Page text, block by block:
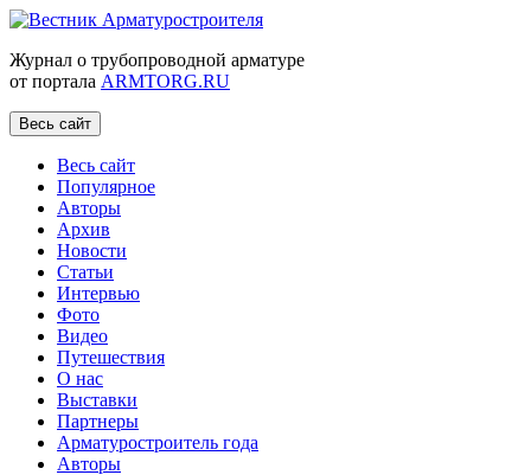
Журнал о трубопроводной арматуре
от портала ARMTORG.RU
Весь сайт
Весь сайт
Популярное
Авторы
Архив
Новости
Статьи
Интервью
Фото
Видео
Путешествия
О нас
Выставки
Партнеры
Арматуростроитель года
Авторы